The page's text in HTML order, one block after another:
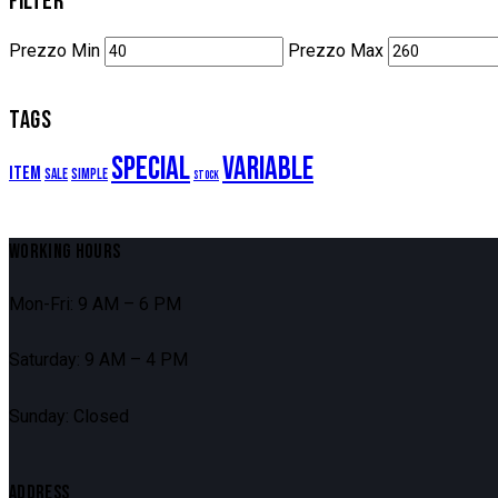
Prezzo Min Prezzo Max
TAGS
Item SaleSimple Special Stock Variable
WORKING HOURS
Mon-Fri: 9 AM – 6 PM
Saturday: 9 AM – 4 PM
Sunday: Closed
ADDRESS